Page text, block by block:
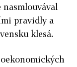
pravidly a
klesá.